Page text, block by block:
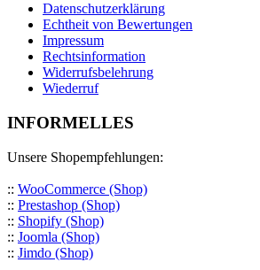
Datenschutzerklärung
Echtheit von Bewertungen
Impressum
Rechtsinformation
Widerrufsbelehrung
Wiederruf
INFORMELLES
Unsere Shopempfehlungen:
:: WooCommerce (Shop)
:: Prestashop (Shop)
:: Shopify (Shop)
:: Joomla (Shop)
:: Jimdo (Shop)